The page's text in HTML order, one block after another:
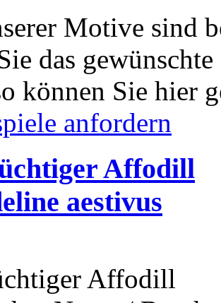
Motive sind
das
können Sie hier
anfordern
Affodill
aestivus
Affodill